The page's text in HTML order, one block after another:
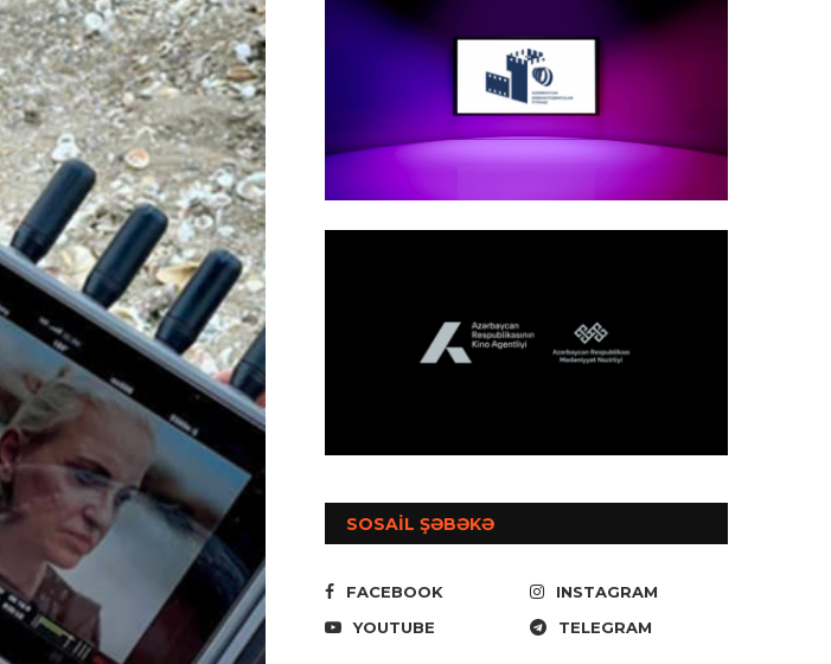
SOSAİL ŞƏBƏKƏ
FACEBOOK
INSTAGRAM
YOUTUBE
TELEGRAM